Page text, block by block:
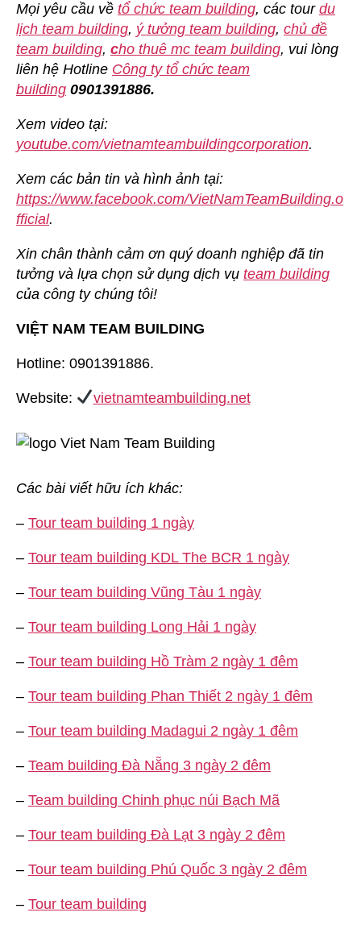
Mọi yêu cầu về tổ chức team building, các tour du
lịch team building, ý tưởng team building, chủ đề
team building, cho thuê mc team building, vui lòng
liên hệ Hotline Công ty tổ chức team
building 0901391886.
Xem video tại:
youtube.com/vietnamteambuildingcorporation.
Xem các bản tin và hình ảnh tại:
https://www.facebook.com/VietNamTeamBuilding.o
fficial.
Xin chân thành cảm ơn quý doanh nghiệp đã tin
tưởng và lựa chọn sử dụng dịch vụ team building
của công ty chúng tôi!
VIỆT NAM TEAM BUILDING
Hotline: 0901391886.
Website: vietnamteambuilding.net
Các bài viết hữu ích khác:
– Tour team building 1 ngày
– Tour team building KDL The BCR 1 ngày
– Tour team building Vũng Tàu 1 ngày
– Tour team building Long Hải 1 ngày
– Tour team building Hồ Tràm 2 ngày 1 đêm
– Tour team building Phan Thiết 2 ngày 1 đêm
– Tour team building Madagui 2 ngày 1 đêm
– Team building Đà Nẵng 3 ngày 2 đêm
– Team building Chinh phục núi Bạch Mã
– Tour team building Đà Lạt 3 ngày 2 đêm
– Tour team building Phú Quốc 3 ngày 2 đêm
– Tour team building